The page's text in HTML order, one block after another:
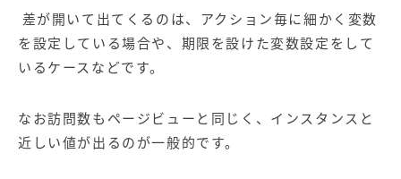
差が開いて出てくるのは、アクション毎に細かく変数
を設定している場合や、期限を設けた変数設定をして
いるケースなどです。
なお訪問数もページビューと同じく、インスタンスと
近しい値が出るのが一般的です。